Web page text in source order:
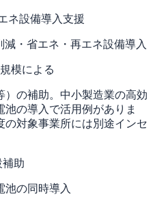
ネ設備導入支援
・省エネ・再エネ設備導入
模による
の補助。中小製造業の高効
の導入で活用例がありま
対象事業所には別途インセ
補助
池の同時導入